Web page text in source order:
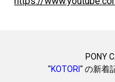
PONY
"KOTORI " の新着